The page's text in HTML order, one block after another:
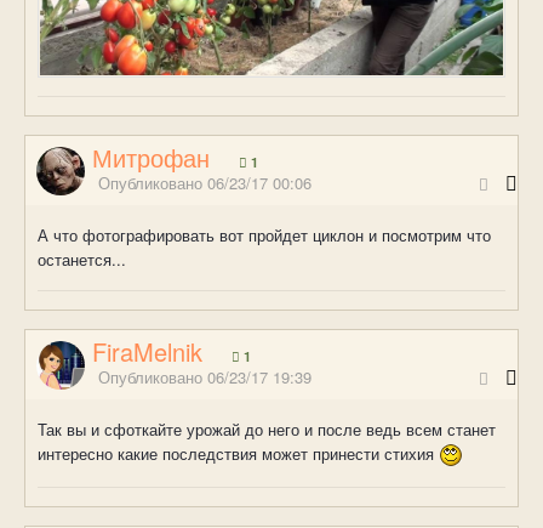
Митрофан 1
Опубликовано 06/23/17 00:06
А что фотографировать вот пройдет циклон и посмотрим что
останется...
FiraMelnik 1
Опубликовано 06/23/17 19:39
Так вы и сфоткайте урожай до него и после ведь всем станет
интересно какие последствия может принести стихия